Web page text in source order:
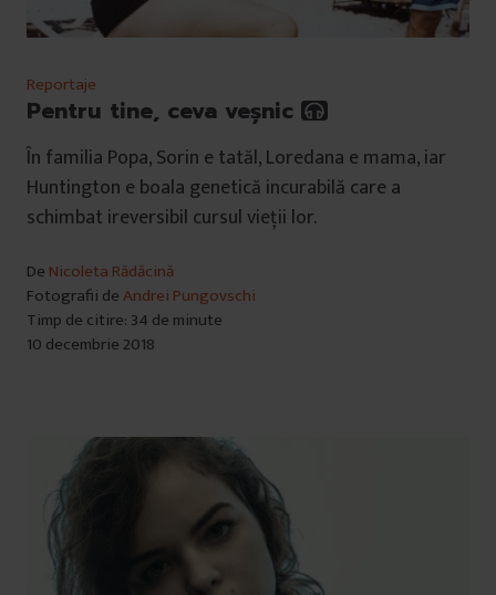
Reportaje
Pentru tine, ceva veșnic
În familia Popa, Sorin e tatăl, Loredana e mama, iar
Huntington e boala genetică incurabilă care a
schimbat ireversibil cursul vieții lor.
De Nicoleta Rădăcină
Fotografii deAndrei Pungovschi
Timp de citire: 34 de minute
10 decembrie 2018